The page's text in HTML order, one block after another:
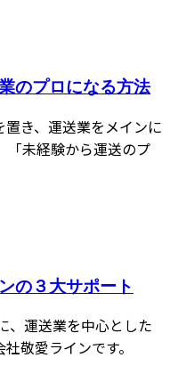
のプロになる方法
き、運送業をメインに
「未経験から運送のプ
の３大サポート
、運送業を中心とした
敬愛ラインです。